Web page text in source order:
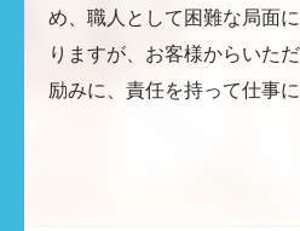
め、職人として困難な局面
りますが、お客様からいた
励みに、責任を持って仕事